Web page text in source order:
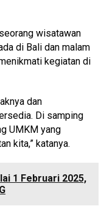
wisatawan
di Bali dan malam
kegiatan di
dan
Di samping
UMKM yang
kita,” katanya.
1 Februari 2025,